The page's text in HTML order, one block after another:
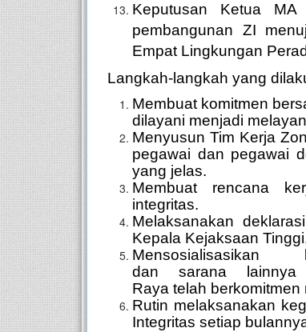
Keputusan Ketua MA
pembangunan ZI
Empat Lingkungan
Langkah-langkah yang
Membuat komitmen
dilayani menjadi
Menyusun Tim Kerja
pegawai dan pegawai
yang jelas.
Membuat rencana
integritas.
Melaksanakan
Kepala Kejaksaan
dan sarana lainnya
Raya telah
Rutin melaksanakan
Integritas setiap